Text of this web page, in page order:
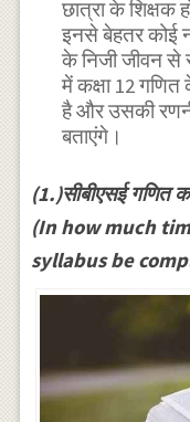
छात्रा के शिक्षक
इनसे बेहतर कोई
के निजी जीवन से
में कक्षा 12
है और उसकी
बताएंगे।
(1.)सीबीएसई गणित
(In how much
syllabus be